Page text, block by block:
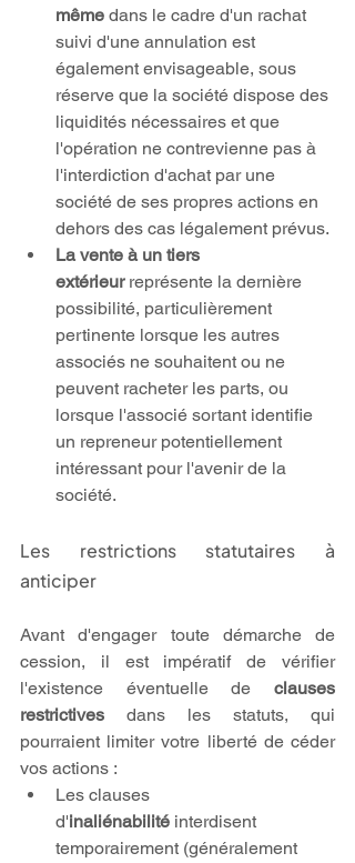
même dans le cadre d'un rachat
suivi d'une annulation est
également envisageable, sous
réserve que la société dispose des
liquidités nécessaires et que
l'opération ne contrevienne pas à
l'interdiction d'achat par une
société de ses propres actions en
dehors des cas légalement prévus.
La vente à un tiers
extérieur représente la dernière
possibilité, particulièrement
pertinente lorsque les autres
associés ne souhaitent ou ne
peuvent racheter les parts, ou
lorsque l'associé sortant identifie
un repreneur potentiellement
intéressant pour l'avenir de la
société.
Les restrictions statutaires à
anticiper
Avant d'engager toute démarche de
cession, il est impératif de vérifier
l'existence éventuelle de clauses
restrictives dans les statuts, qui
pourraient limiter votre liberté de céder
vos actions :
Les clauses
d'inaliénabilité interdisent
temporairement (généralement